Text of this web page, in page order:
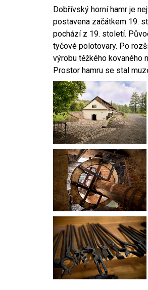
Dobřívský horní hamr je
postavena začátkem 19.
pochází z 19. století.
tyčové polotovary. Po
výrobu těžkého kovaného
Prostor hamru se stal